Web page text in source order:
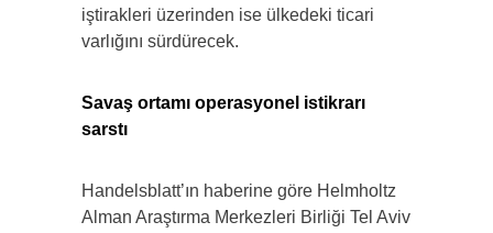
iştirakleri üzerinden ise ülkedeki ticari
varlığını sürdürecek.
Savaş ortamı operasyonel istikrarı
sarstı
Handelsblatt’ın haberine göre Helmholtz
Alman Araştırma Merkezleri Birliği Tel Aviv